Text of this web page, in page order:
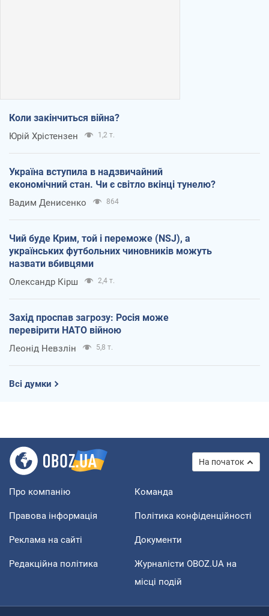
Коли закінчиться війна?
Юрій Хрістензен 1,2 т.
Україна вступила в надзвичайний
економічний стан. Чи є світло вкінці тунелю?
Вадим Денисенко 864
Чий буде Крим, той і переможе (NSJ), а
українських футбольних чиновників можуть
назвати вбивцями
Олександр Кірш 2,4 т.
Захід проспав загрозу: Росія може
перевірити НАТО війною
Леонід Невзлін 5,8 т.
Всі думки
На початок
Про компанію Команда
Правова інформація Політика конфіденційності
Реклама на сайті Документи
Редакційна політика
Журналісти OBOZ.UA на
місці подій